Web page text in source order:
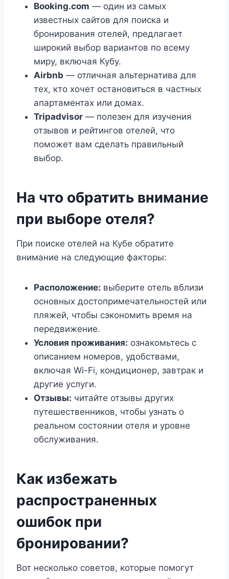
Booking.com — один из самых
известных сайтов для поиска и
бронирования отелей, предлагает
широкий выбор вариантов по всему
миру, включая Кубу.
Airbnb — отличная альтернатива для
тех, кто хочет остановиться в частных
апартаментах или домах.
Tripadvisor — полезен для изучения
отзывов и рейтингов отелей, что
поможет вам сделать правильный
выбор.
На что обратить внимание
при выборе отеля?
При поиске отелей на Кубе обратите
внимание на следующие факторы:
Расположение: выберите отель вблизи
основных достопримечательностей или
пляжей, чтобы сэкономить время на
передвижение.
Условия проживания: ознакомьтесь с
описанием номеров, удобствами,
включая Wi-Fi, кондиционер, завтрак и
другие услуги.
Отзывы: читайте отзывы других
путешественников, чтобы узнать о
реальном состоянии отеля и уровне
обслуживания.
Как избежать
распространенных
ошибок при
бронировании?
Вот несколько советов, которые помогут